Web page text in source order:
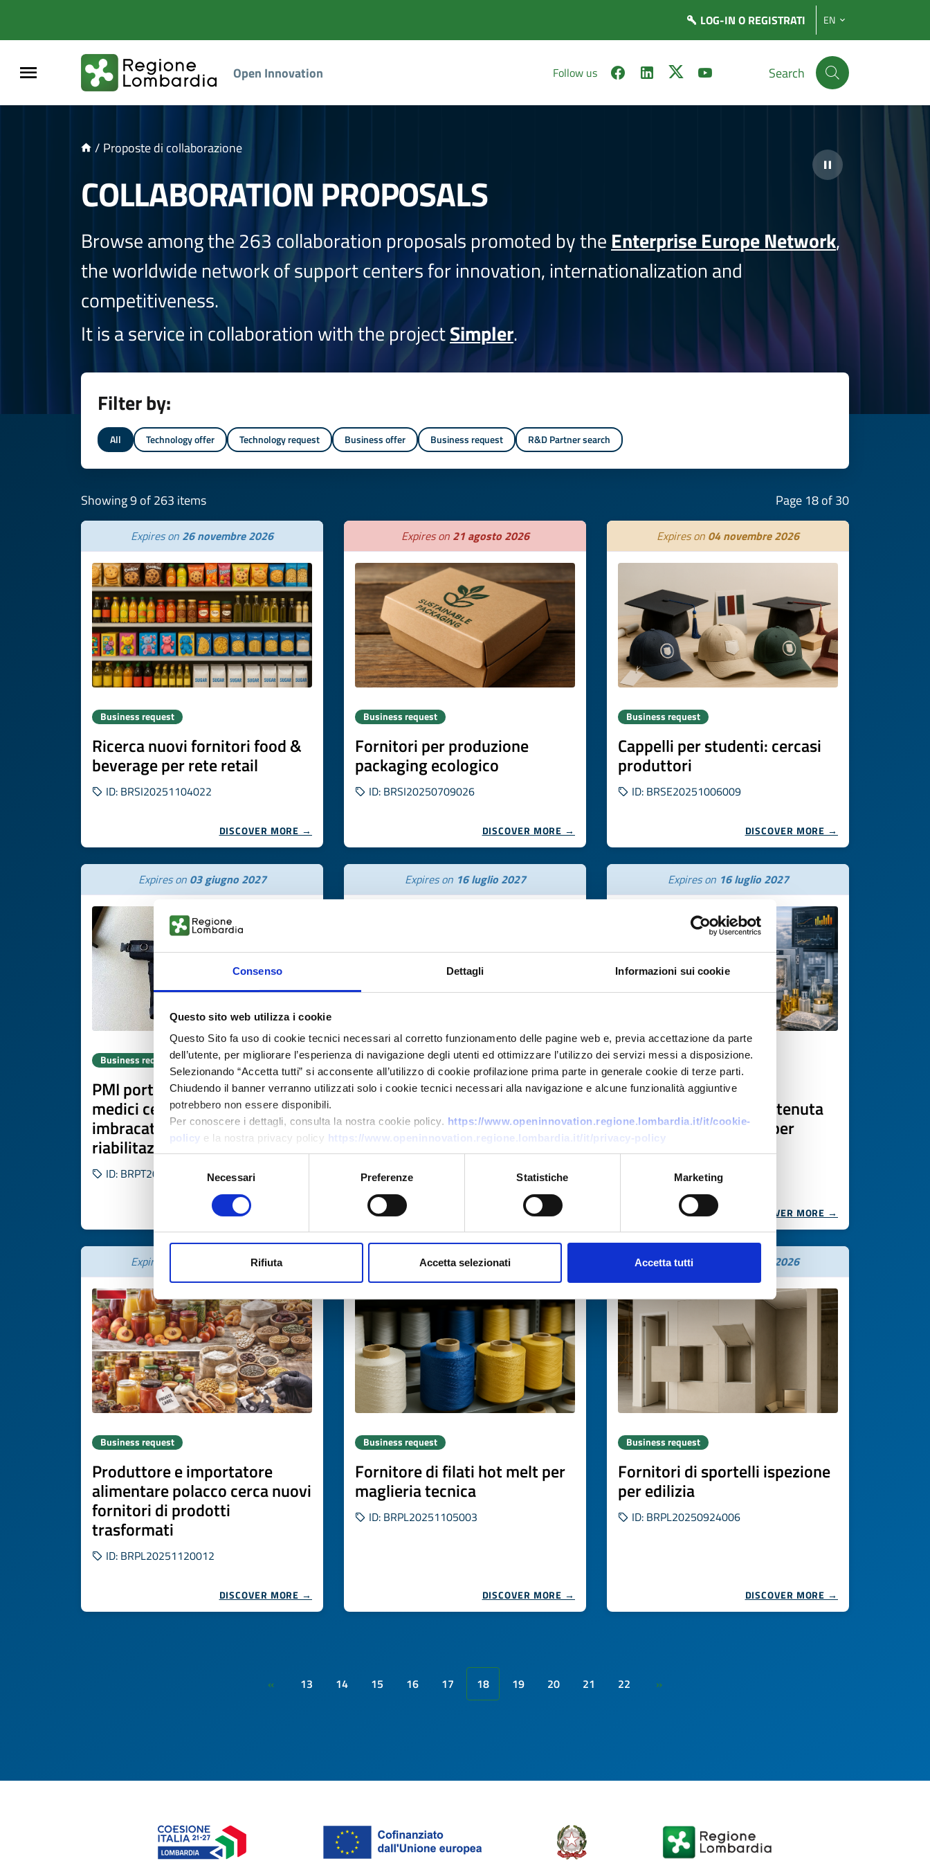
Consenso Dettagli Informazioni sui cookie
Questo sito web utilizza i cookie
Questo Sito fa uso di cookie tecnici necessari al corretto funzionamento delle pagine web e, previa accettazione da parte
dell’utente, per migliorare l’esperienza di navigazione degli utenti ed ottimizzare l’utilizzo dei servizi messi a disposizione.
Selezionando “Accetta tutti” si acconsente all’utilizzo di cookie profilazione prima parte in generale cookie di terze parti.
Chiudendo il banner verranno utilizzati solo i cookie tecnici necessari alla navigazione e alcune funzionalità aggiuntive
potrebbero non essere disponibili.
Per conoscere i dettagli, consulta la nostra cookie policy. https://www.openinnovation.regione.lombardia.it/it/cookie-
policy e la nostra privacy policy https://www.openinnovation.regione.lombardia.it/it/privacy-policy
del
Necessari Preferenze Statistiche Marketing
Rifiuta Accetta selezionati Accetta tutti
LOG-IN O REGISTRATI EN
Open Innovation Follow us Search
/ Proposte di collaborazione
COLLABORATION PROPOSALS
Browse among the 263 collaboration proposals promoted by the Enterprise Europe Network,
the worldwide network of support centers for innovation, internationalization and
competitiveness.
It is a service in collaboration with the projectSimpler.
Filter by:
All Technology offer Technology request Business offer Business request R&D Partner search
Showing 9 of 263 items Page 18 of 30
Expires on 26 novembre 2026
Business request
Ricerca nuovi fornitori food &
beverage per rete retail
ID: BRSI20251104022
DISCOVER MORE →
Expires on 21 agosto 2026
Business request
Fornitori per produzione
packaging ecologico
ID: BRSI20250709026
DISCOVER MORE →
Expires on 04 novembre 2026
Business request
Cappelli per studenti: cercasi
produttori
ID: BRSE20251006009
DISCOVER MORE →
Expires on 03 giugno 2027
Business request
PMI portoghese di dispositivi
medici cerca produttore di
imbracature ergonomiche per
riabilitazione
ID: BRPT20260416016
DISCOVER MORE →
Expires on 16 luglio 2027
Business request
Azienda polacca cerca
multilingue per affitti brevi
ID: BRPL20260506006
DISCOVER MORE →
Expires on 16 luglio 2027
Business request
Azienda polacca cerca
laboratorio per test di tenuta
packaging cosmetico per
trasporto aereo
ID: BRPL20260416007
DISCOVER MORE →
Expires on 20 novembre 2026
Business request
Produttore e importatore
alimentare polacco cerca nuovi
fornitori di prodotti
trasformati
ID: BRPL20251120012
DISCOVER MORE →
Expires on21 novembre 2026
Business request
Fornitore di filati hot melt per
maglieria tecnica
ID: BRPL20251105003
DISCOVER MORE →
Expires on 10 novembre 2026
Business request
Fornitori di sportelli ispezione
per edilizia
ID: BRPL20250924006
DISCOVER MORE →
« 13 14 15 16 17 18 19 20 21 22 »